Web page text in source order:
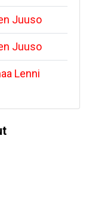
Juuso
Juuso
Lenni